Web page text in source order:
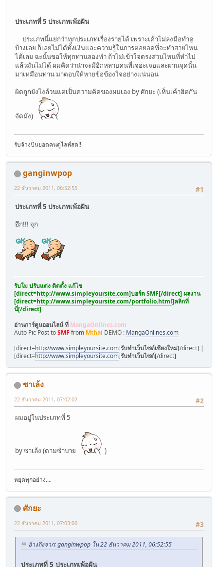
ประเภทที่ 5 ประเภทเพ้อฝัน
ประเภทนี้แย่กว่าทุกประเภทเรื่องรายได้ เพราะเค้าไม่ลงมือทำดู
บ้างเลย ก็เลยไม่ได้ทั้งเงินและความรู้ในการต่อยอดที่จะทำสายไหน
ได้เลย ฉะนั้นขอให้ทุกท่านลองทำ ถ้าไม่เข้าใจตรงส่วนไหนที่ทำไป
แล้วมันไม่ได้ ผมคิดว่าน่าจะมีอีกหลายคนที่เจอะเจอและผ่านจุดนั้น
มาเหมือนท่าน มาตอบให้หายข้อข้องใจอย่างแน่นอน
ผิดถูกยังไงล้วนแต่เป็นความคิดของผมเอง by ศักยะ (เห็นเค้าฮิตกัน
จัดมั่ง)
รับจ้างปั่นยอดคนดูไลฟ์สด!!
ganginwpop
#1
22 ธันวาคม 2011, 06:52:55
ประเภทที่ 5 ประเภทเพ้อฝัน
อึก!!! จุก
รับโม ปรับแต่ง ติดตั้ง แก้ไข
[direct=http://www.simpleyoursite.com]บอร์ด SMF[/direct] ผลงาน
[direct=http://www.simpleyoursite.com/portfolio.html]คลิกที่
นี่[/direct]
อ่านการ์ตูนออนไลน์ ที่ MangaOnlines.com
Auto Pic Post toSMF from Mthai DEMO : MangaOnlines.com
[direct=http://www.simpleyoursite.com]รับทำเว็บไซต์เชียงใหม่[/direct] |
[direct=http://www.simpleyoursite.com]รับทำเว็บไซต์[/direct]
ซาเล้ง
#2
22 ธันวาคม 2011, 07:02:02
ผมอยู่ในประเภทที่ 5
by ซาเล้ง (ตามซำบาย )
หยุดทุกอย่าง....
ศักยะ
#3
22 ธันวาคม 2011, 07:03:06
อ้างถึงจาก: ganginwpop ใน 22 ธันวาคม 2011, 06:52:55
ประเภทที่ 5 ประเภทเพ้อฝัน